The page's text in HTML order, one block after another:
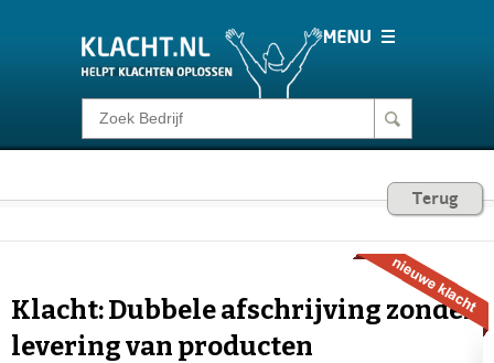
Klacht melden
Consumentenrecht Terug
Klacht: Dubbele afschrijving zonder
levering van producten